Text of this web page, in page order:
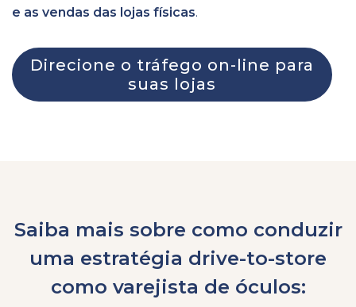
e as vendas das lojas físicas.
Direcione o tráfego on-line para
suas lojas
Saiba mais sobre como conduzir
uma estratégia drive-to-store
como varejista de óculos: